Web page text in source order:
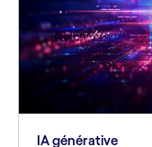
IA générative